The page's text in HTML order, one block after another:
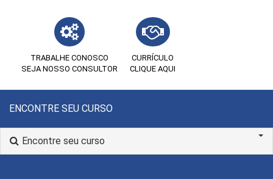
TRABALHE CONOSCO
SEJA NOSSO CONSULTOR
CURRÍCULO
CLIQUE AQUI
ENCONTRE SEU CURSO
Encontre seu curso